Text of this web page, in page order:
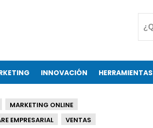
INNOVACIÓN HERRAMIENTAS
MARKETING ONLINE
EMPRESARIAL VENTAS